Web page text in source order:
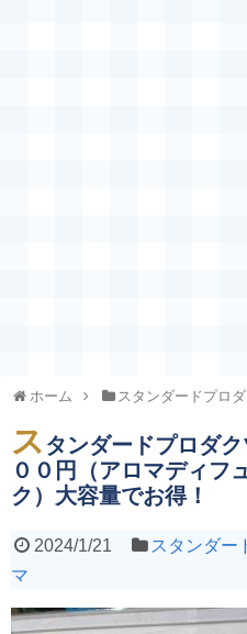
ホーム スタンダードプロ
ス タンダードプロダ
００円（アロマディフ
ク）大容量でお得！
2024/1/21 スタンダー
マ